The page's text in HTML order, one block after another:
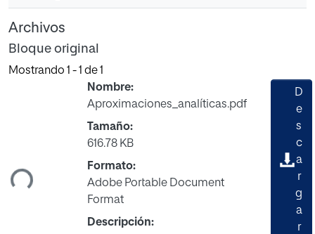
Archivos
Bloque original
Mostrando 1 - 1 de 1
Nombre:
Aproximaciones_analíticas.pdf
Tamaño:
616.78 KB
Formato:
Adobe Portable Document
Format
Descripción:
D
e
s
c
a
r
g
a
r